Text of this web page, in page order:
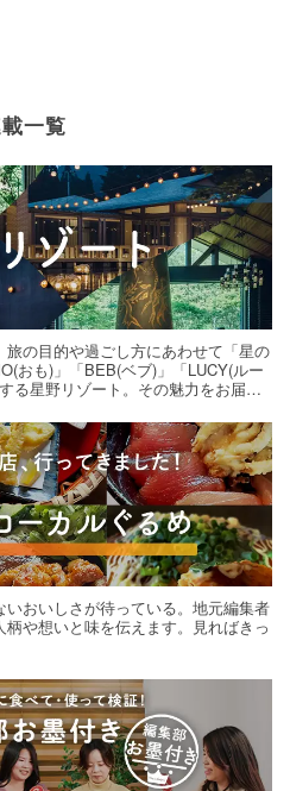
一覧
旅の目的や過ごし方にあわせて「星の
おも)」「BEB(ベブ)」「LUCY(ルー
る星野リゾート。その魅力をお届け
おいしさが待っている。地元編集者
や想いと味を伝えます。見ればきっ